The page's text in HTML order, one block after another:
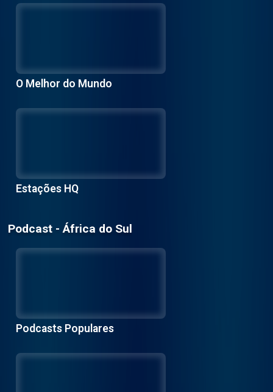
O Melhor do Mundo
Estações HQ
Podcast - África do Sul
Podcasts Populares